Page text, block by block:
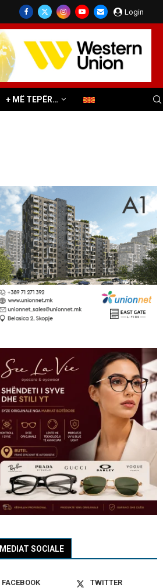
Login
+ MË TEPËR…
MEDIAT SOCIALE
FACEBOOK
TWITTER